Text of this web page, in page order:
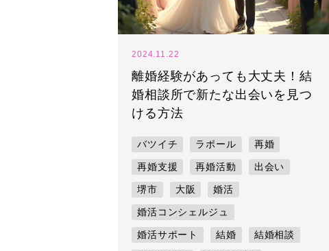
2024.11.22
離婚経験があっても大丈夫！結
婚相談所で新たな出会いを見つ
ける方法
バツイチ ラポール 再婚
再婚支援 再婚活動 出会い
堺市 大阪 婚活
婚活コンシェルジュ
婚活サポート 結婚 結婚相談